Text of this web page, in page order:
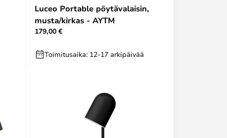
Luceo Portable pöytävalaisin,
musta/kirkas - AYTM
179,00 €
Toimitusaika: 12-17 arkipäivää